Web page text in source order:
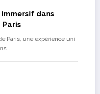
immersif dans
Paris
Paris, une expérience uni